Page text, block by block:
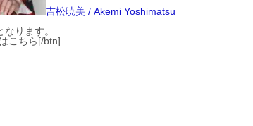
吉松暁美 / Akemi Yoshimatsu
ります。
こちら[/btn]